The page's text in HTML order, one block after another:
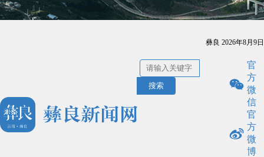
彝良 2026年8月9日
搜索
官
方
微
信
官
方
微
博